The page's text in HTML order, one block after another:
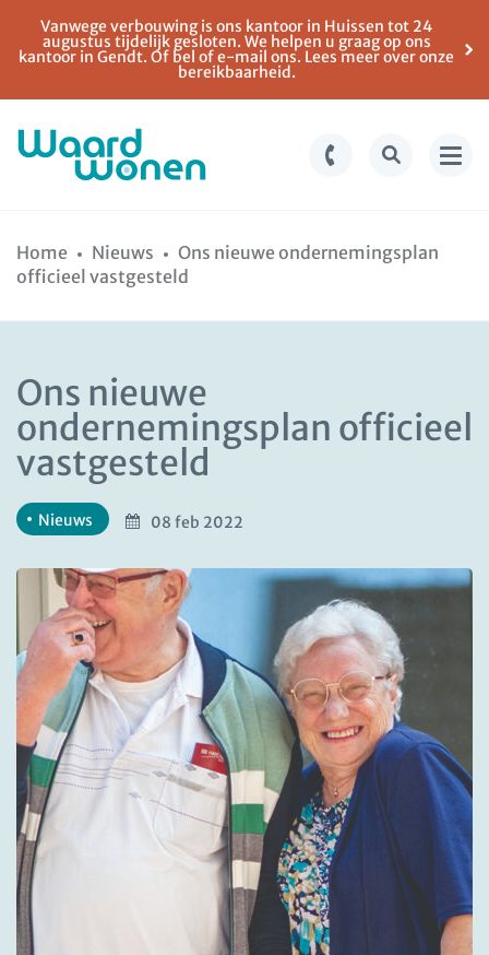
naar
naar
Vanwege verbouwing is ons kantoor in Huissen tot 24
augustus tijdelijk gesloten. We helpen u graag op ons
kantoor in Gendt. Of bel of e-mail ons. Lees meer over onze
bereikbaarheid.
Home Nieuws
Ons nieuwe ondernemingsplan
officieel vastgesteld
Ons nieuwe
ondernemingsplan officieel
vastgesteld
Nieuws 08 feb 2022